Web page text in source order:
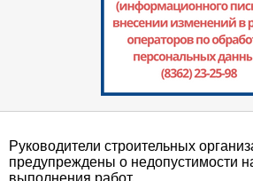
Руководители строительных
предупреждены о недопустимости
выполнения работ.